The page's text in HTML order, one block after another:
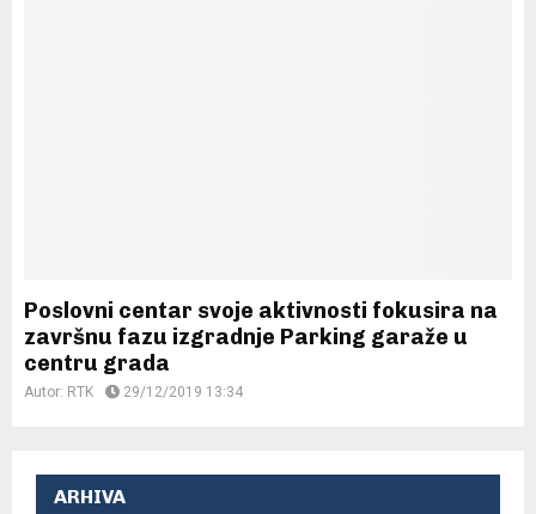
Poslovni centar svoje aktivnosti fokusira na
završnu fazu izgradnje Parking garaže u
centru grada
Autor: RTK 29/12/2019 13:34
ARHIVA